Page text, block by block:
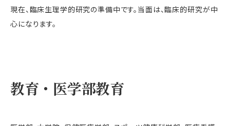
現在、臨床生理学的研究の準備中です。当面は、臨床的研究が中
心になります。
教育・医学部教育